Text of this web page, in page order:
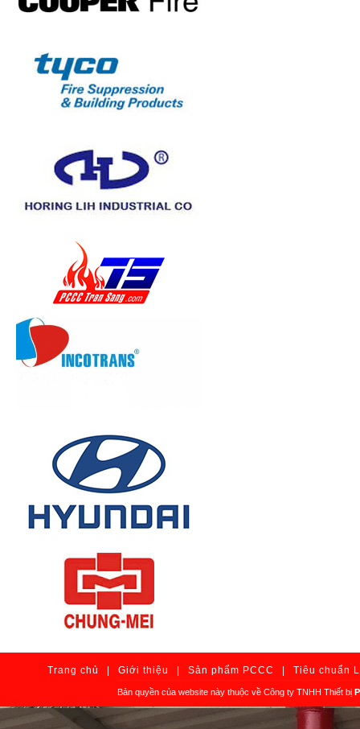
Trang chủ Giới thiệu Sản phẩm PCCC Tiêu chuẩn
Bản quyền của website này thuộc về Công ty TNHH Thiết bị